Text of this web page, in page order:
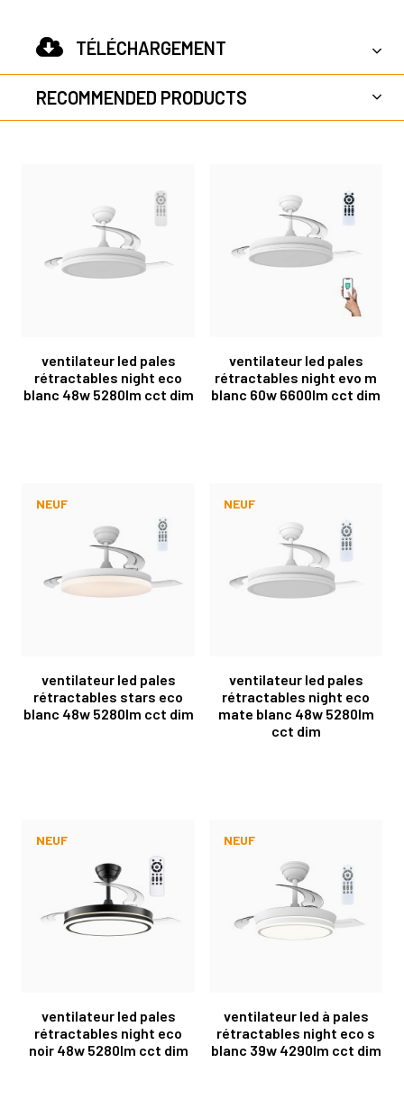
TÉLÉCHARGEMENT
RECOMMENDED PRODUCTS
ventilateur led pales
rétractables night eco
blanc 48w 5280lm cct dim
ventilateur led pales
rétractables night evo m
blanc 60w 6600lm cct dim
ventilateur led pales
rétractables stars eco
blanc 48w 5280lm cct dim
NEUF
ventilateur led pales
rétractables night eco
mate blanc 48w 5280lm
cct dim
NEUF
ventilateur led pales
rétractables night eco
noir 48w 5280lm cct dim
NEUF
ventilateur led à pales
rétractables night eco s
blanc 39w 4290lm cct dim
NEUF